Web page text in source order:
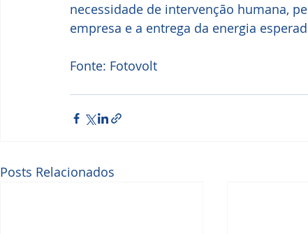
necessidade de intervenção humana,
empresa e a entrega da energia
Fonte: Fotovolt
Posts Relacionados